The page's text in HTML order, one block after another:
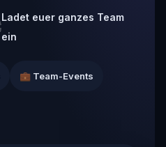
Ladet euer ganzes Team
ein
💼 Team-Events